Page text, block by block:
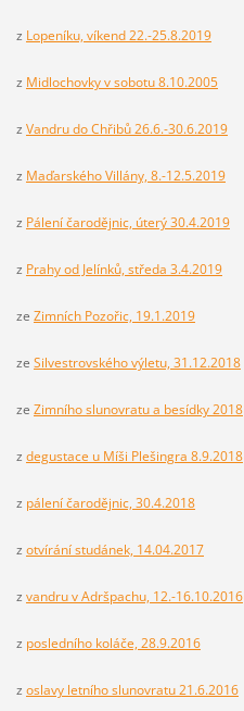
z Lopeníku, víkend 22.-25.8.2019
z Midlochovky v sobotu 8.10.2005
z Vandru do Chřibů 26.6.-30.6.2019
z Maďarského Villány, 8.-12.5.2019
z Pálení čarodějnic, úterý 30.4.2019
z Prahy od Jelínků, středa 3.4.2019
ze Zimních Pozořic, 19.1.2019
ze Silvestrovského výletu, 31.12.2018
ze Zimního slunovratu a besídky 2018
z degustace u Míši Plešingra 8.9.2018
z pálení čarodějnic, 30.4.2018
z otvírání studánek, 14.04.2017
z vandru v Adršpachu, 12.-16.10.2016
z posledního koláče, 28.9.2016
z oslavy letního slunovratu 21.6.2016